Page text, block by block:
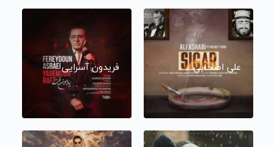
علی اصحابی فریدون آسرایی